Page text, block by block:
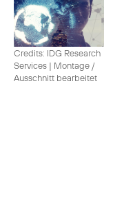
Credits: IDG Research
Services | Montage /
Ausschnitt bearbeitet